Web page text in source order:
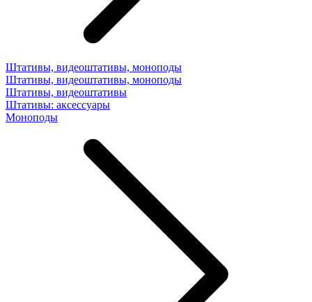
Штативы, видеоштативы, моноподы
Штативы, видеоштативы, моноподы
Штативы, видеоштативы
Штативы: аксессуары
Моноподы